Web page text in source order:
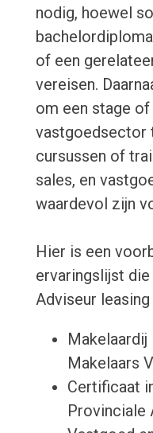
nodig, hoewel
of een
vereisen.
om een stage
vastgoedsector
cursussen of
sales, en
waardevol zijn
Hier is een
ervaringslijst
Adviseur leasing
Makelaars
Certificaat
Provinciale